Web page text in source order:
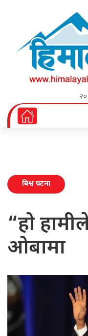
बिश्व घटना
“हो हामीले
ओबामा